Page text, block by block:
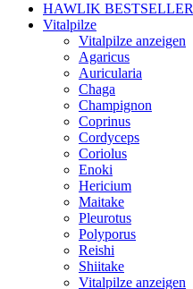
HAWLIK BESTSELLER
Vitalpilze
Vitalpilze anzeigen
Agaricus
Auricularia
Chaga
Champignon
Coprinus
Cordyceps
Coriolus
Enoki
Hericium
Maitake
Pleurotus
Polyporus
Reishi
Shiitake
Vitalpilze anzeigen